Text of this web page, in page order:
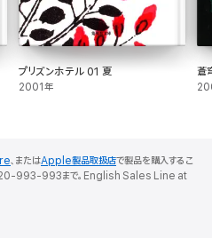
プリズンホテル 01 夏
2001年
蒼
、またはApple製品取扱店で製品を購入するこ
0120-993-993まで。English Sales Line at